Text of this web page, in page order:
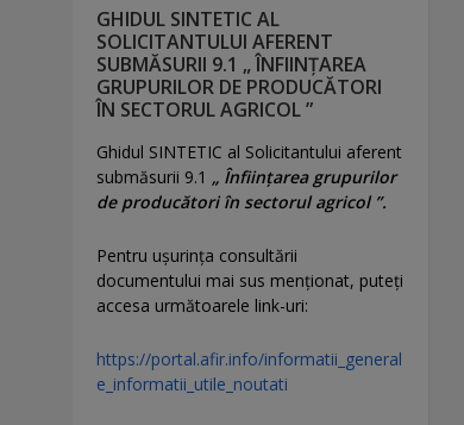
GHIDUL SINTETIC AL
SOLICITANTULUI AFERENT
SUBMĂSURII 9.1 „ ÎNFIINȚAREA
GRUPURILOR DE PRODUCĂTORI
ÎN SECTORUL AGRICOL ”
Ghidul SINTETIC al Solicitantului aferent
submăsurii 9.1 „ Înființarea grupurilor
de producători în sectorul agricol ”.
Pentru uşurinţa consultării
documentului mai sus menţionat, puteţi
accesa următoarele link-uri:
https://portal.afir.info/informatii_general
e_informatii_utile_noutati